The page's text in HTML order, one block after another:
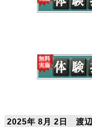
2025年 8月 2日 渡辺